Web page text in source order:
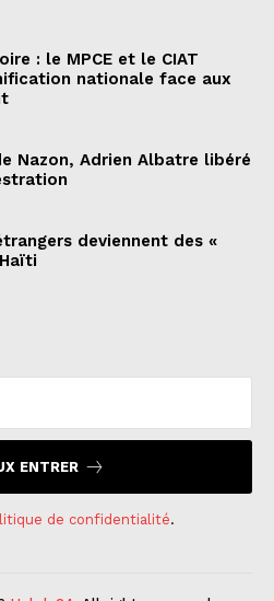
: le MPCE et le CIAT
nationale face aux
Nazon, Adrien Albatre libéré
deviennent des «
ENTRER
de confidentialité.